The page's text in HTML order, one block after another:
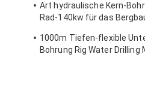
Art hydraulische Kern-
Rad-140kw für das
1000m Tiefen-flexible
Bohrung Rig Water Drilling